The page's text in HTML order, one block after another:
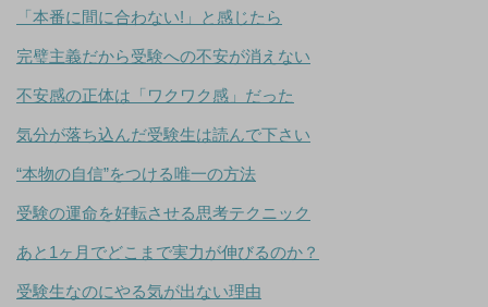
「本番に間に合わない!」と感じたら
完璧主義だから受験への不安が消えない
不安感の正体は「ワクワク感」だった
気分が落ち込んだ受験生は読んで下さい
“本物の自信”をつける唯一の方法
受験の運命を好転させる思考テクニック
あと1ヶ月でどこまで実力が伸びるのか？
受験生なのにやる気が出ない理由